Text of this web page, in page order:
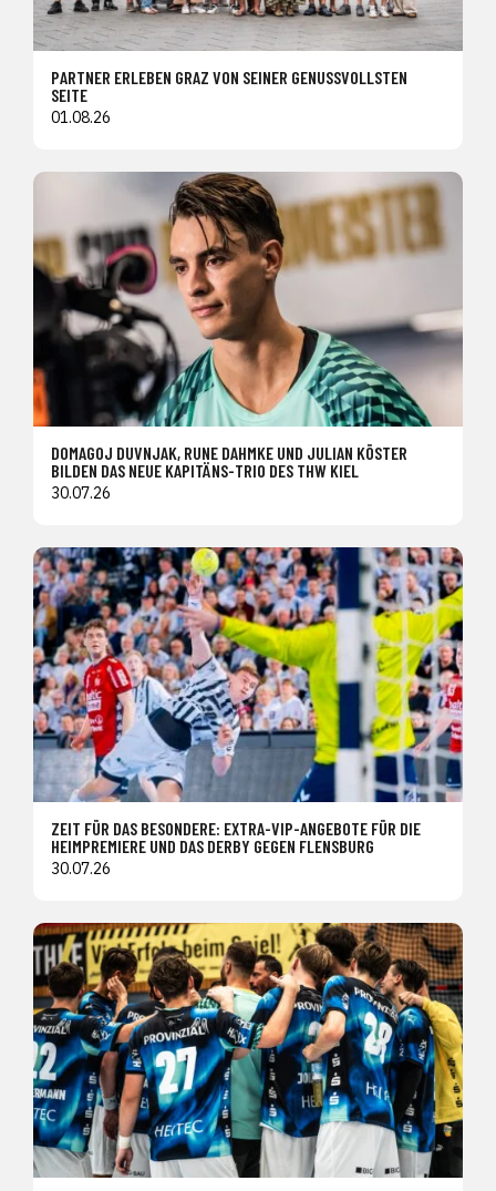
PARTNER ERLEBEN GRAZ VON SEINER GENUSSVOLLSTEN
SEITE
01.08.26
DOMAGOJ DUVNJAK, RUNE DAHMKE UND JULIAN KÖSTER
BILDEN DAS NEUE KAPITÄNS-TRIO DES THW KIEL
30.07.26
ZEIT FÜR DAS BESONDERE: EXTRA-VIP-ANGEBOTE FÜR DIE
HEIMPREMIERE UND DAS DERBY GEGEN FLENSBURG
30.07.26